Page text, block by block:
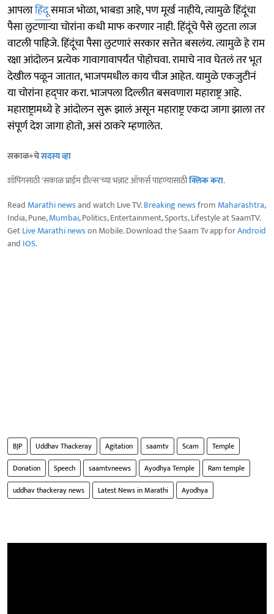
आपलाहिंदूसमाज भोळा, भाबडा आहे, पण मूर्ख नाहीये, त्यामुळे हिंदूंचा
पैसा लुटणाऱ्या चोरांना कधी माफ करणार नाही. हिंदूंचे पैसे लुटता लाज
वाटली पाहिजे. हिंदूंचा पैसा लुटणारं सरकार सत्तेत बसलंय. त्यामुळे हे राम
रक्षा आंदोलन प्रत्येक गावागावापर्यंत पोहोचवा. रामाचे नाव घेतलं तर भूत
देखील पळून जातात, भाजपमधील काय चीज आहेत. यामुळे एकजुटीनं
या चोरांना हद्पार करा. भाजपला दिल्लीत बसवणारा महाराष्ट्र आहे.
महाराष्ट्रामध्ये हे आंदोलन सुरू झालं असून महाराष्ट्र एकदा जागा झाला तर
संपूर्ण देश जागा होतो, असं ठाकरे म्हणालेत.
सकाळ+चेसदस्य व्हा
शॉपिंगसाठी 'सकाळ प्राईम डील्स'च्या भन्नाट ऑफर्स पाहण्यासाठीक्लिक करा.
Read Marathi newsand watch Live TV.Breaking newsfrom Maharashtra,
India, Pune,Mumbai, Politics, Entertainment, Sports, Lifestyle at SaamTV.
GetLive Marathi newson Mobile. Download the Saam Tv app forAndroid
and IOS.
BJP Uddhav Thackeray Agitation saamtv Scam
Temple
Donation
Speech saamtvneews Ayodhya Temple
Ram temple
uddhav thackeray news
Latest News in Marathi Ayodhya